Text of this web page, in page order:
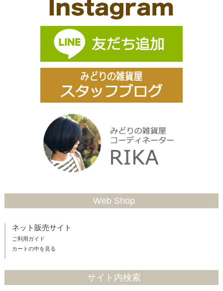
Web Shop
ネット販売サイト
ご利用ガイド
カートの中を見る
サイト内検索